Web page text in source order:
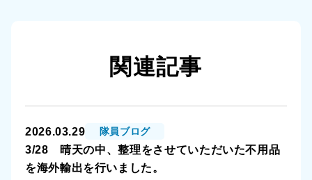
関連記事
2026.03.29 隊員ブログ
3/28 晴天の中、整理をさせていただいた不用品
を海外輸出を行いました。